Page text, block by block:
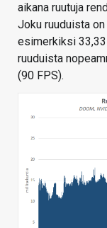
aikana ruutuja
Joku ruuduista
esimerkiksi
ruuduista
(90 FPS).